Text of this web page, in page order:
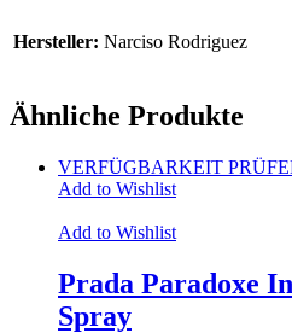
Hersteller: Narciso Rodriguez
Ähnliche Produkte
VERFÜGBARKEIT
Add to Wishlist
Add to Wishlist
Prada Paradoxe
Spray